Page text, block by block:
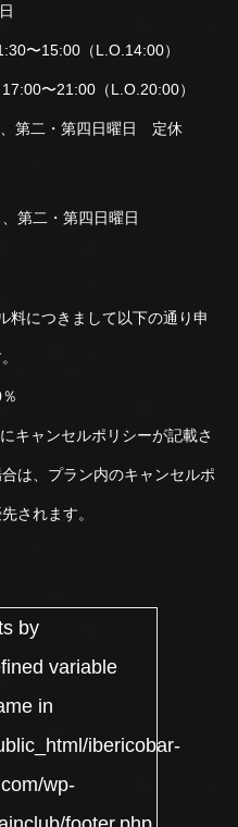
〜15:00（L.O.14:00）
〜21:00（L.O.20:00）
第二・第四日曜日 定休
第二・第四日曜日
料につきまして以下の通り申
キャンセルポリシーが記載さ
は、プラン内のキャンセルポ
されます。
by
variable
in
ibericobar-
wp-